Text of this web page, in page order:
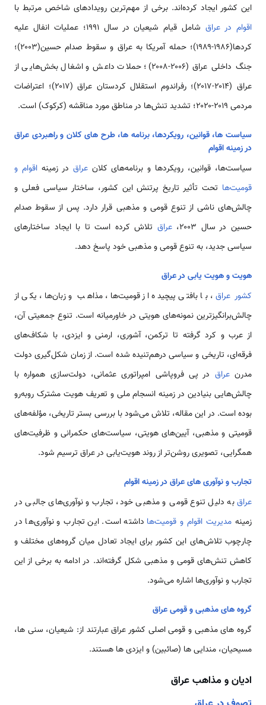
این کشور ایجاد کرده‌اند. برخی از مهم‌ترین رویدادهای شاخص مرتبط با
اقوام در عراق
شامل قیام شیعیان در سال ۱۹۹۱؛ عملیات انفال علیه
کردها(۱۹۸۶-۱۹۸۹)؛ حمله آمریکا به عراق و سقوط صدام حسین(۲۰۰۳)؛
جنگ داخلی عراق (۲۰۰۶-۲۰۰۸)؛ حملات داعش و اشغال بخش‌هایی از
عراق (۲۰۱۴-۲۰۱۷)؛ رفراندوم استقلال کردستان عراق (۲۰۱۷)؛ اعتراضات
مردمی ۲۰۱۹-۲۰۲۰؛ تشدید تنش‌ها در مناطق مورد مناقشه (کرکوک) است.
سیاست ها، قوانین، رویکردها، برنامه ها، طرح های کلان و راهبردی عراق
در زمینه اقوام
سیاست‌ها، قوانین، رویکردها و برنامه‌های کلانعراق در زمینهاقوام و
قومیت‌ها تحت تأثیر تاریخ پرتنش این کشور، ساختار سیاسی فعلی و
چالش‌های ناشی از تنوع قومی و مذهبی قرار دارد. پس از سقوط صدام
حسین در سال ۲۰۰۳،
عراق تلاش کرده است تا با ایجاد ساختارهای
سیاسی جدید، به تنوع قومی و مذهبی خود پاسخ دهد.
هویت و هویت یابی در عراق
کشور عراق ، با بافتی پیچیده از قومیت‌ها، مذاهب و زبان‌ها، یکی از
چالش‌برانگیزترین نمونه‌های هویتی در خاورمیانه است. تنوع جمعیتی آن،
از عرب و کرد گرفته تا ترکمن، آشوری، ارمنی و ایزدی، با شکاف‌های
فرقه‌ای، تاریخی و سیاسی درهم‌تنیده شده‌ است. از زمان شکل‌گیری دولت
مدرنعراق در پی فروپاشی امپراتوری عثمانی، دولت‌سازی همواره با
چالش‌هایی بنیادین در زمینه انسجام ملی و تعریف هویت مشترک روبه‌رو
بوده است. در این مقاله، تلاش می‌شود با بررسی بستر تاریخی، مؤلفه‌های
قومیتی و مذهبی، آیین‌های هویتی، سیاست‌های حکمرانی و ظرفیت‌های
همگرایی، تصویری روشن‌تر از روند هویت‌یابی در عراق ترسیم شود.
تجارب و نوآوری های عراق در زمینه اقوام
عراقبه دلیل تنوع قومی و مذهبی خود، تجارب و نوآوری‌های جالبی در
زمینه مدیریت اقوام و قومیت‌ها داشته است. این تجارب و نوآوری‌ها در
چارچوب تلاش‌های این کشور برای ایجاد تعادل میان گروه‌های مختلف و
کاهش تنش‌های قومی و مذهبی شکل گرفته‌اند. در ادامه به برخی از این
تجارب و نوآوری‌ها اشاره می‌شود.
گروه های مذهبی و قومی عراق
گروه های مذهبی و قومی اصلی کشور عراق عبارتند از: شیعیان، سنی ها،
مسیحیان، مندایی ها (صائبین) و ایزدی ها هستند.
ادیان و مذاهب عراق